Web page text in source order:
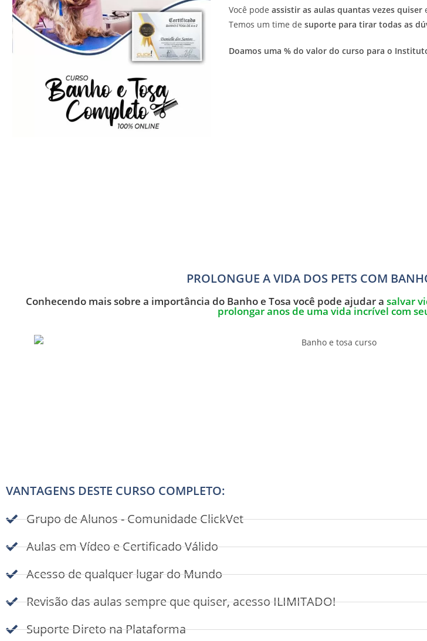
Você pode assistir as aulas quantas vezes quiser
Temos um time de suporte para tirar todas as
Doamos uma % do valor do curso para o
PROLONGUE A VIDA DOS PETS COM
Conhecendo mais sobre a importância do Banho e Tosa você pode ajudar a salvar
prolongar anos de uma vida incrível com
VANTAGENS DESTE CURSO COMPLETO:
Grupo de Alunos - Comunidade ClickVet
Aulas em Vídeo e Certificado Válido
Acesso de qualquer lugar do Mundo
Revisão das aulas sempre que quiser, acesso ILIMITADO!
Suporte Direto na Plataforma